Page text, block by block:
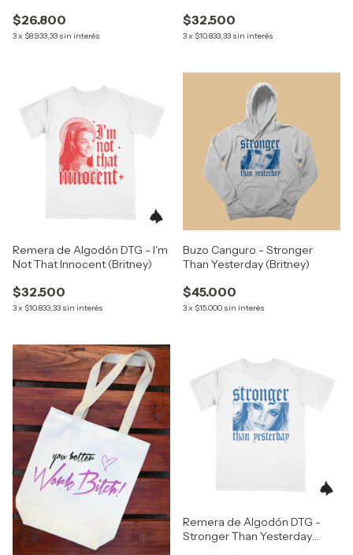
$26.800
3x $8.933,33 sin interés
$32.500
3x $10.833,33 sin interés
Remera de Algodón DTG - I'm
Not That Innocent (Britney)
$32.500
3x $10.833,33 sin interés
Buzo Canguro - Stronger
Than Yesterday (Britney)
$45.000
3x $15.000 sin interés
Remera de Algodón DTG -
Stronger Than Yesterday